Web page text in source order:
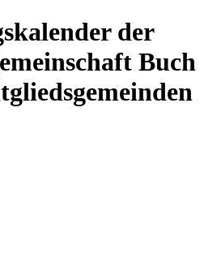
der
Buch